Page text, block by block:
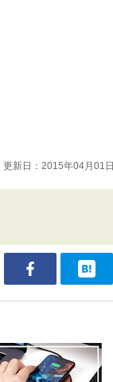
更新日：2015年04月01日